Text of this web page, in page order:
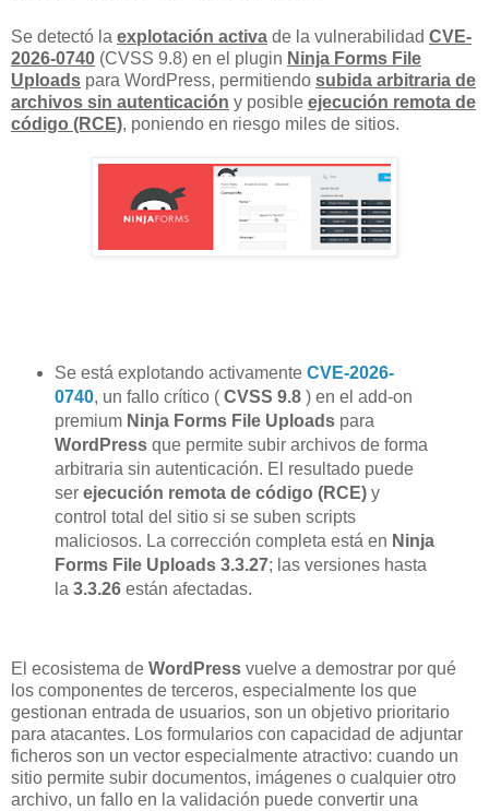
Se detectó la explotación activa de la vulnerabilidad CVE-
2026-0740 (CVSS 9.8) en el plugin Ninja Forms File
Uploads para WordPress, permitiendo subida arbitraria de
archivos sin autenticación y posible ejecución remota de
código (RCE), poniendo en riesgo miles de sitios.
Se está explotando activamente CVE-2026-
0740, un fallo crítico ( CVSS 9.8) en el add-on
premium Ninja Forms File Uploadspara
WordPressque permite subir archivos de forma
arbitraria sin autenticación. El resultado puede
ser ejecución remota de código (RCE)y
control total del sitio si se suben scripts
maliciosos. La corrección completa está en Ninja
Forms File Uploads 3.3.27; las versiones hasta
la 3.3.26están afectadas.
El ecosistema de WordPress vuelve a demostrar por qué
los componentes de terceros, especialmente los que
gestionan entrada de usuarios, son un objetivo prioritario
para atacantes. Los formularios con capacidad de adjuntar
ficheros son un vector especialmente atractivo: cuando un
sitio permite subir documentos, imágenes o cualquier otro
archivo, un fallo en la validación puede convertir una